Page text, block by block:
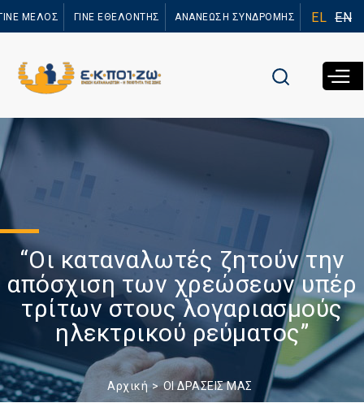
προς το
ΜΕΛΟΣ ΓΙΝΕ ΕΘΕΛΟΝΤΗΣ ΑΝΑΝΕΩΣΗ ΣΥΝΔΡΟΜΗΣ EL EN
“Οι καταναλωτές ζητούν την
απόσχιση των χρεώσεων υπέρ
τρίτων στους λογαριασμούς
ηλεκτρικού ρεύματος”
Αρχική ΟΙ ΔΡΑΣΕΙΣ ΜΑΣ